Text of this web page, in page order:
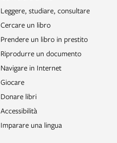
Leggere, studiare, consultare
Cercare un libro
Prendere un libro in prestito
Riprodurre un documento
Navigare in Internet
Giocare
Donare libri
Accessibilità
Imparare una lingua